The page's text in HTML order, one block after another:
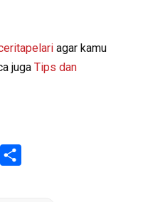
agar kamu
juga Tips dan
Copy